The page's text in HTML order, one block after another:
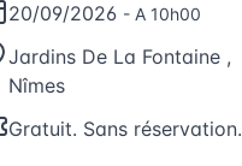
20/09/2026 - A 10h00
Jardins De La Fontaine ,
Nîmes
Gratuit. Sans réservation.